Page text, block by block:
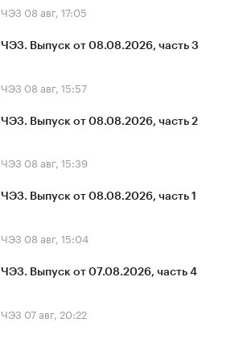
ЧЭЗ 08 авг, 17:05
ЧЭЗ. Выпуск от 08.08.2026, часть 3
ЧЭЗ 08 авг, 15:57
ЧЭЗ. Выпуск от 08.08.2026, часть 2
ЧЭЗ 08 авг, 15:39
ЧЭЗ. Выпуск от 08.08.2026, часть 1
ЧЭЗ 08 авг, 15:04
ЧЭЗ. Выпуск от 07.08.2026, часть 4
ЧЭЗ 07 авг, 20:22